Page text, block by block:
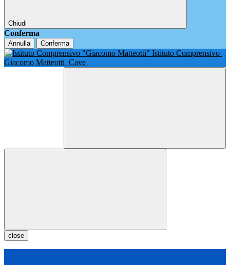
Chiudi
Conferma
Annulla Conferma
Istituto Comprensivo
Giacomo Matteotti Cave
close